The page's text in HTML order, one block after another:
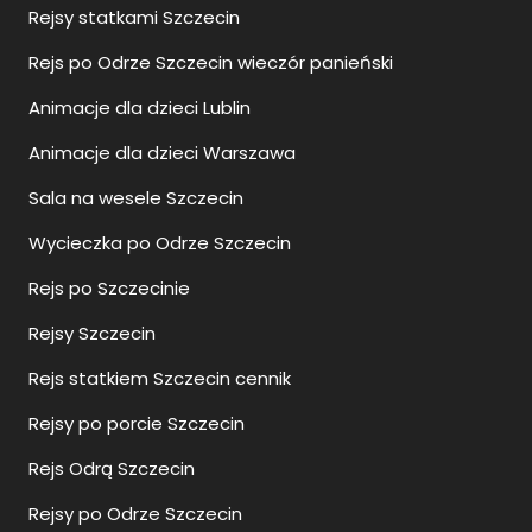
Rejsy statkami Szczecin
Rejs po Odrze Szczecin wieczór panieński
Animacje dla dzieci Lublin
Animacje dla dzieci Warszawa
Sala na wesele Szczecin
Wycieczka po Odrze Szczecin
Rejs po Szczecinie
Rejsy Szczecin
Rejs statkiem Szczecin cennik
Rejsy po porcie Szczecin
Rejs Odrą Szczecin
Rejsy po Odrze Szczecin